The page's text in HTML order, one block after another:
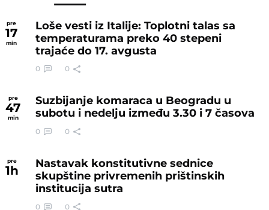
pre
17
min
Loše vesti iz Italije: Toplotni talas sa
temperaturama preko 40 stepeni
trajaće do 17. avgusta
0 0
pre
47
min
Suzbijanje komaraca u Beogradu u
subotu i nedelju između 3.30 i 7 časova
0 0
pre
1h
Nastavak konstitutivne sednice
skupštine privremenih prištinskih
institucija sutra
0 0